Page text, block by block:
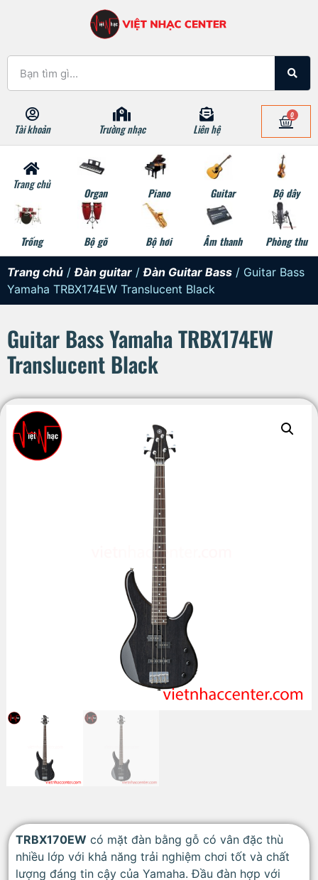
Tài khoản Trường nhạc Liên hệ
0
Trang chủ
Organ Piano Guitar Bộ dây
Trống Bộ gõ Bộ hơi Âm thanh Phòng thu
Trang chủ /Đàn guitar /Đàn Guitar Bass / Guitar Bass
Yamaha TRBX174EW Translucent Black
Guitar Bass Yamaha TRBX174EW
Translucent Black
TRBX170EW có mặt đàn bằng gỗ có vân đặc thù
nhiều lớp với khả năng trải nghiệm chơi tốt và chất
lượng đáng tin cậy của Yamaha. Đầu đàn hợp với